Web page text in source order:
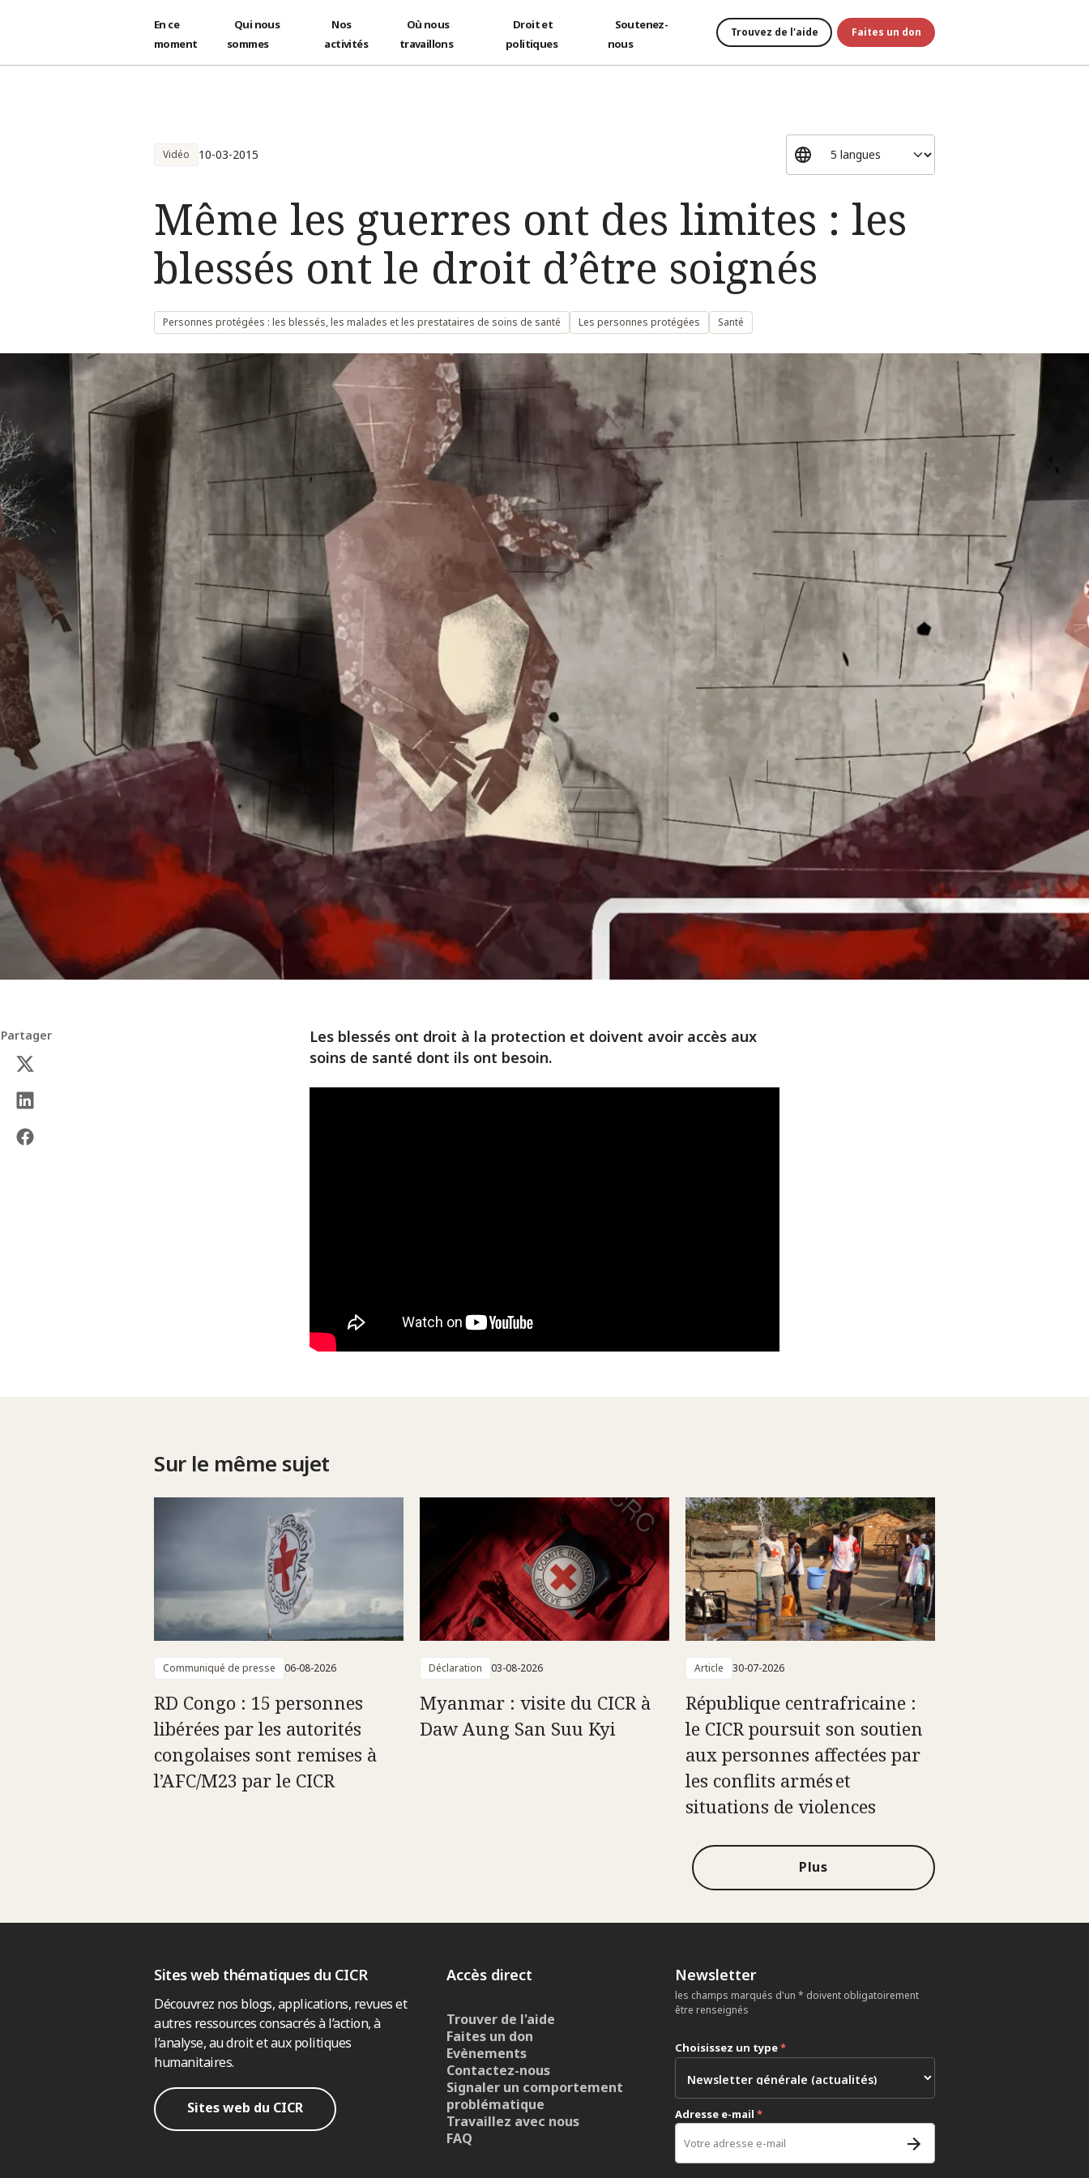
En ce
moment
Qui nous
sommes
Nos
activités
Où nous
travaillons
Droit et
politiques
Soutenez-
nous
Trouvez de l'aide Faites un don
Vidéo 10-03-2015
Même les guerres ont des limites : les
blessés ont le droit d’être soignés
Personnes protégées : les blessés, les malades et les prestataires de soins de santé Les personnes protégées Santé
Partager
Les blessés ont droit à la protection et doivent avoir accès aux
soins de santé dont ils ont besoin.
Sur le même sujet
Communiqué de presse 06-08-2026
RD Congo : 15 personnes
libérées par les autorités
congolaises sont remises à
l’AFC/M23 par le CICR
Déclaration 03-08-2026
Myanmar : visite du CICR à
Daw Aung San Suu Kyi
Article 30-07-2026
République centrafricaine :
le CICR poursuit son soutien
aux personnes affectées par
les conflits armés et
situations de violences
Plus
Sites web thématiques du CICR
Découvrez nos blogs, applications, revues et
autres ressources consacrés à l’action, à
l’analyse, au droit et aux politiques
humanitaires.
Sites web du CICR
Accès direct
Trouver de l'aide
Faites un don
Evènements
Contactez-nous
Signaler un comportement
problématique
Travaillez avec nous
FAQ
Newsletter
les champs marqués d'un * doivent obligatoirement
être renseignés
Choisissez un type*
Adresse e-mail *